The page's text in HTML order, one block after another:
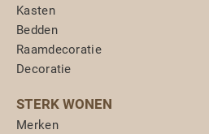
Kasten
Bedden
Raamdecoratie
Decoratie
STERK WONEN
Merken